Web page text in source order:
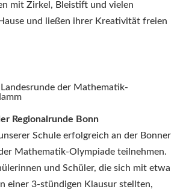
mit Zirkel, Bleistift und vielen
und ließen ihrer Kreativität freien
der Mathematik-
Regionalrunde Bonn
Schule erfolgreich an der Bonner
Mathematik-Olympiade teilnehmen.
und Schüler, die sich mit etwa
einer 3-stündigen Klausur stellten,